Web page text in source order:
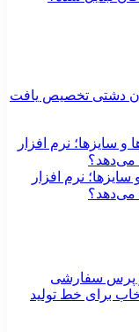
نرم افزار
می‌دهد؟
برای خط تولید